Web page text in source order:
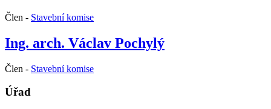
Člen - Stavební komise
Ing. arch. Václav Pochylý
Člen - Stavební komise
Úřad